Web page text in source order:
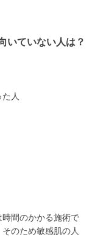
いていない人は？
た人
間のかかる施術で
のため敏感肌の人